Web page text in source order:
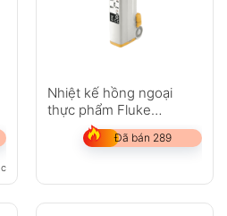
chưa VAT 8%
Nhiệt kế hồng ngoại
thực phẩm Fluke
FoodPro Plus
Đã bán 289